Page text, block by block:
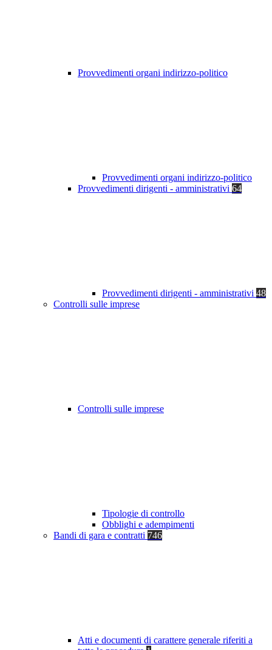
Provvedimenti organi indirizzo-politico
Provvedimenti organi indirizzo-politico
Provvedimenti dirigenti - amministrativi 64
Provvedimenti dirigenti - amministrativi 48
Controlli sulle imprese
Controlli sulle imprese
Tipologie di controllo
Obblighi e adempimenti
Bandi di gara e contratti 746
Atti e documenti di carattere generale riferiti a